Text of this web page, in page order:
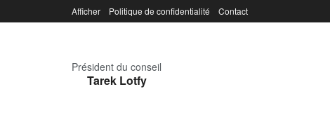
Afficher Politique de confidentialité Contact
Président du conseil
Tarek Lotfy